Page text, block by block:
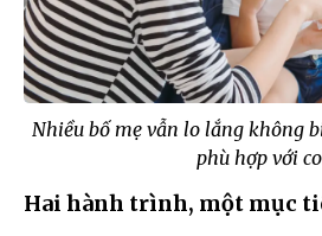
Nhiều bố mẹ vẫn lo lắng không
phù hợp với
Hai hành trình, một mục